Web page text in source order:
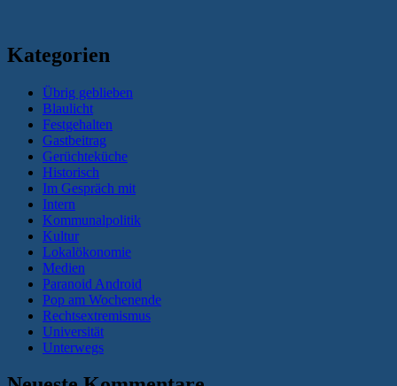
Kategorien
Übrig geblieben
Blaulicht
Festgehalten
Gastbeitrag
Gerüchteküche
Historisch
Im Gespräch mit
Intern
Kommunalpolitik
Kultur
Lokalökonomie
Medien
Paranoid Android
Pop am Wochenende
Rechtsextremismus
Universität
Unterwegs